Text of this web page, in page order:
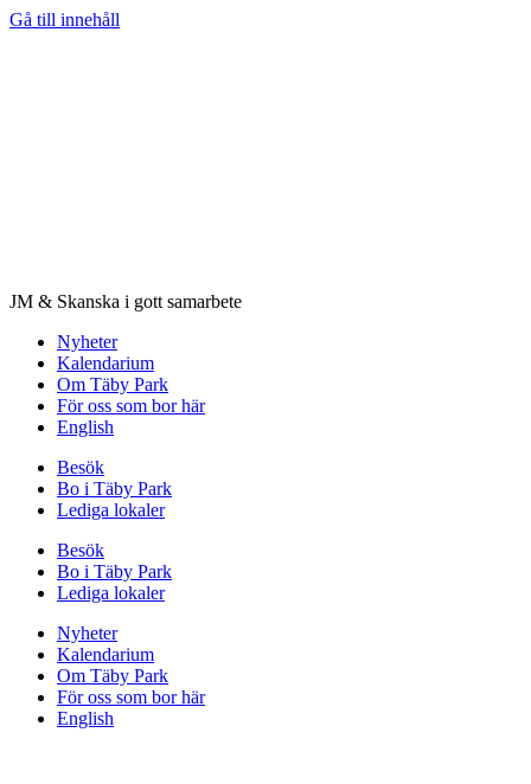
Gå till innehåll
JM & Skanska i gott samarbete
Nyheter
Kalendarium
Om Täby Park
För oss som bor här
English
Besök
Bo i Täby Park
Lediga lokaler
Besök
Bo i Täby Park
Lediga lokaler
Nyheter
Kalendarium
Om Täby Park
För oss som bor här
English